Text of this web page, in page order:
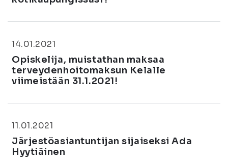
14.01.2021
Opiskelija, muistathan maksaa
terveydenhoitomaksun Kelalle
viimeistään 31.1.2021!
11.01.2021
Järjestöasiantuntijan sijaiseksi Ada
Hyytiäinen